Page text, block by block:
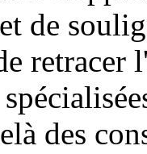
de
retracer
des